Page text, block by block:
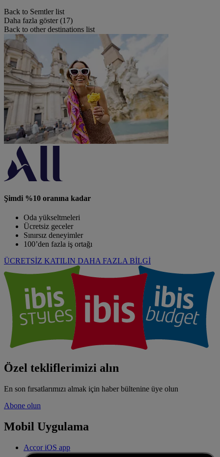
Back to Semtler list
Daha fazla göster (17)
Back to other destinations list
Şimdi %10 oranına kadar
Oda yükseltmeleri
Ücretsiz geceler
Sınırsız deneyimler
100’den fazla iş ortağı
ÜCRETSİZ KATILIN DAHA FAZLA BİLGİ
Özel tekliflerimizi alın
En son fırsatlarımızı almak için haber bültenine üye olun
Abone olun
Mobil Uygulama
Accor iOS app